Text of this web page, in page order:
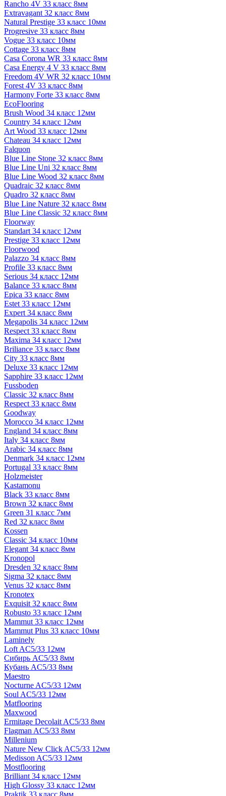
Rancho 4V 33 класс 8мм
Extravagant 32 класс 8мм
Natural Prestige 33 класс 10мм
Progresive 33 класс 8мм
Vogue 33 класс 10мм
Cottage 33 класс 8мм
Casa Corona WR 33 класс 8мм
Casa Energy 4 V 33 класс 8мм
Freedom 4V WR 32 класс 10мм
Forest 4V 33 класс 8мм
Harmony Forte 33 класс 8мм
EcoFlooring
Brush Wood 34 класс 12мм
Country 34 класс 12мм
Art Wood 33 класс 12мм
Chateau 34 класс 12мм
Falquon
Blue Line Stone 32 класс 8мм
Blue Line Uni 32 класс 8мм
Blue Line Wood 32 класс 8мм
Quadraic 32 класс 8мм
Quadro 32 класс 8мм
Blue Line Nature 32 класс 8мм
Blue Line Classic 32 класс 8мм
Floorway
Standart 34 класс 12мм
Prestige 33 класс 12мм
Floorwood
Palazzo 34 класс 8мм
Profile 33 класс 8мм
Serious 34 класс 12мм
Balance 33 класс 8мм
Epica 33 класс 8мм
Estet 33 класс 12мм
Expert 34 класс 8мм
Megapolis 34 класс 12мм
Respect 33 класс 8мм
Maxima 34 класс 12мм
Briliance 33 класс 8мм
City 33 класс 8мм
Deluxe 33 класс 12мм
Sapphire 33 класс 12мм
Fussboden
Classic 32 класс 8мм
Respect 33 класс 8мм
Goodway
Morocco 34 класс 12мм
England 34 класс 8мм
Italy 34 класс 8мм
Arabic 34 класс 8мм
Denmark 34 класс 12мм
Portugal 33 класс 8мм
Holzmeister
Kastamonu
Black 33 класс 8мм
Brown 32 класс 8мм
Green 31 класс 7мм
Red 32 класс 8мм
Kossen
Classic 34 класс 10мм
Elegant 34 класс 8мм
Kronopol
Dresden 32 класс 8мм
Sigma 32 класс 8мм
Venus 32 класс 8мм
Kronotex
Exquisit 32 класс 8мм
Robusto 33 класс 12мм
Mammut 33 класс 12мм
Mammut Plus 33 класс 10мм
Laminely
Loft AC5/33 12мм
Сибирь AC5/33 8мм
Кубань AC5/33 8мм
Maestro
Nocturne AC5/33 12мм
Soul AC5/33 12мм
Matflooring
Maxwood
Ermitage Decolait AC5/33 8мм
Flagman AC5/33 8мм
Millenium
Nature New Click AC5/33 12мм
Medisson AC5/33 12мм
Mostflooring
Brilliant 34 класс 12мм
High Glossy 33 класс 12мм
Praktik 33 класс 8мм